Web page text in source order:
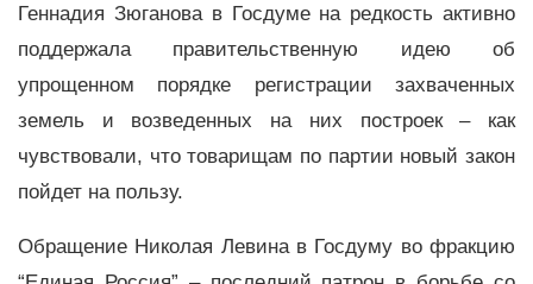
Геннадия Зюганова в Госдуме на редкость активно
поддержала правительственную идею об
упрощенном порядке регистрации захваченных
земель и возведенных на них построек – как
чувствовали, что товарищам по партии новый закон
пойдет на пользу.
Обращение Николая Левина в Госдуму во фракцию